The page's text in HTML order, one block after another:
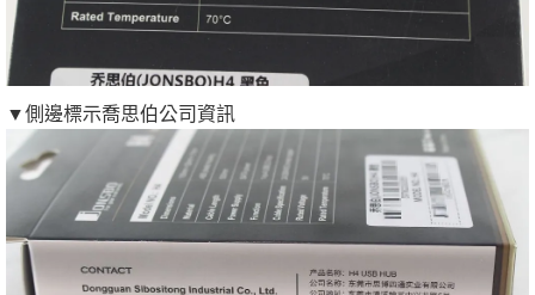
▼側邊標示喬思伯公司資訊